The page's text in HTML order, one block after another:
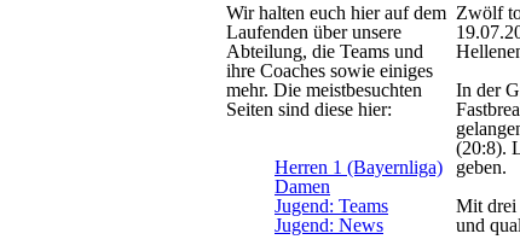
Zwölf
In der
(20:8).
geben.
Mit drei
und
Wir halten euch hier auf dem
Laufenden über unsere
Abteilung, die Teams und
ihre Coaches sowie einiges
mehr. Die meistbesuchten
Seiten sind diese hier:
Herren 1 (Bayernliga)
Damen
Jugend: Teams
Jugend: News